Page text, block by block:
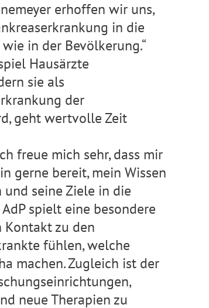
erhoffen wir uns,
in die
in der Bevölkerung.“
Hausärzte
sie als
der
geht wertvolle Zeit
freue mich sehr, dass mir
gerne bereit, mein Wissen
und seine Ziele in die
spielt eine besondere
zu den
fühlen, welche
machen. Zugleich ist der
neue Therapien zu